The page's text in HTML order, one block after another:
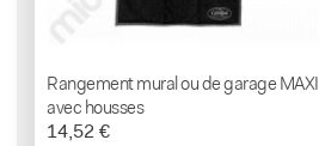
Rangement mural ou de garage MAXI
avec housses
14,52 €